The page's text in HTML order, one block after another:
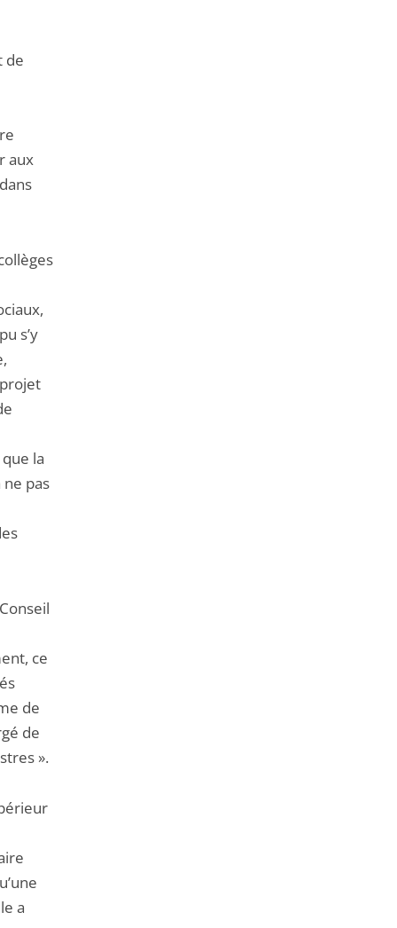
de
aux
s’y
la
pas
ce
de
de
».
a